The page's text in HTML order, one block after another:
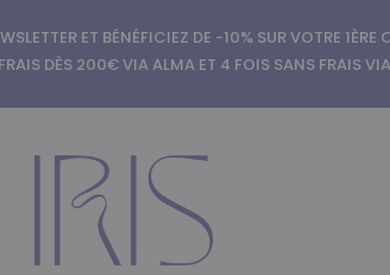
ET BÉNÉFICIEZ DE -10% SUR VOTRE 1ÈRE
DÈS 200€ VIA ALMA ET 4 FOIS SANS FRAIS